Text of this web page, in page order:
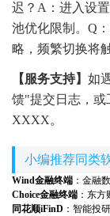
迟？A：进入设
池优化限制。Q
略，频繁切换将
【服务支持】 如
馈"提交日志，或
XXXX。
小编推荐同类
Wind金融终端 ：金融
Choice金融终端 ：东
同花顺iFinD ：智能投